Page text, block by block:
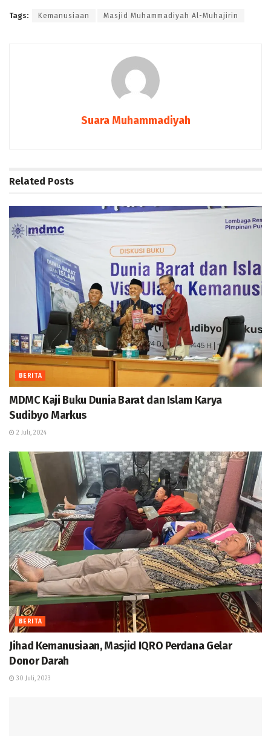
Tags: Kemanusiaan Masjid Muhammadiyah Al-Muhajirin
Suara Muhammadiyah
Related Posts
BERITA
MDMC Kaji Buku Dunia Barat dan Islam Karya
Sudibyo Markus
2 Juli, 2024
BERITA
Jihad Kemanusiaan, Masjid IQRO Perdana Gelar
Donor Darah
30 Juli, 2023